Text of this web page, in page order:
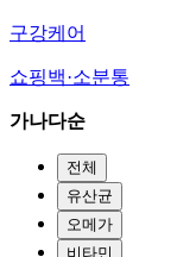
구강케어
쇼핑백·소분통
가나다순
전체
유산균
오메가
비타민